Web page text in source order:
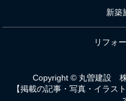
新築
リフォ
Copyright © 丸曽建設
【掲載の記事・写真・イラス